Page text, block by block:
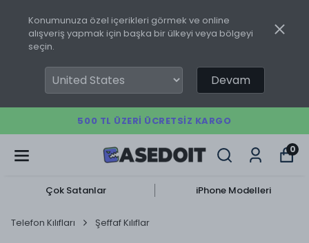
Konumunuza özel içerikleri görmek ve online
alışveriş yapmak için başka bir ülkeyi veya bölgeyi
seçin.
Devam
500 TL ÜZERI ÜCRETSIZ KARGO
0
Çok Satanlar iPhone Modelleri
Telefon Kılıfları Şeffaf Kılıflar